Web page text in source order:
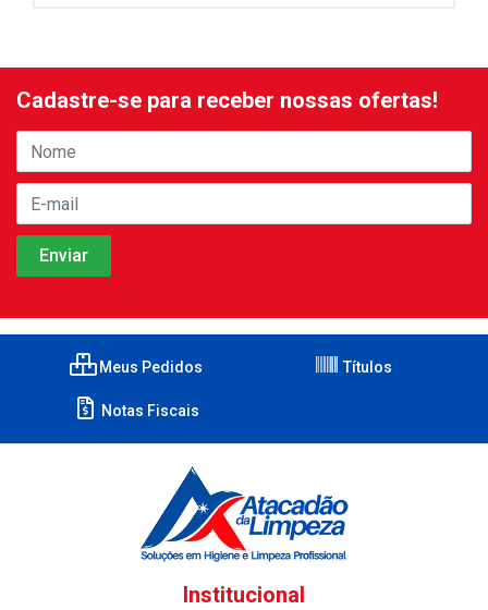
Cadastre-se para receber nossas ofertas!
Meus Pedidos Títulos
Notas Fiscais
Institucional